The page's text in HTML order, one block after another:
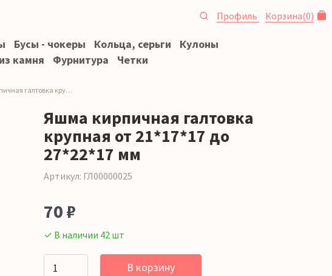
Профиль Корзина(0)
Бусы - чокеры Кольца, серьги
Кулоны
камня Фурнитура Четки
крупная от 21*17*17 до 27*22*17 мм
Яшма кирпичная галтовка
крупная от 21*17*17 до
27*22*17 мм
Артикул: ГЛ00000025
70 ₽
✓ В наличии 42 шт
В корзину